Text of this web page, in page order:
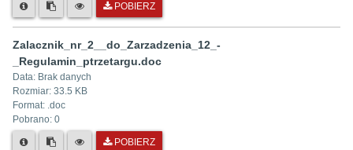
POBIERZ
Zalacznik_nr_2__do_Zarzadzenia_12_-
_Regulamin_ptrzetargu.doc
Data: Brak danych
Rozmiar: 33.5 KB
Format: .doc
Pobrano: 0
POBIERZ